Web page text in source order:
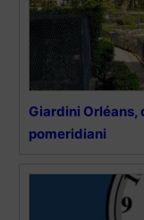
Giardini Orléans,
pomeridiani